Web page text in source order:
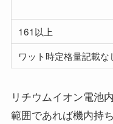
161以上
ワット時定格量記載な
リチウムイオン電池
範囲であれば機内持